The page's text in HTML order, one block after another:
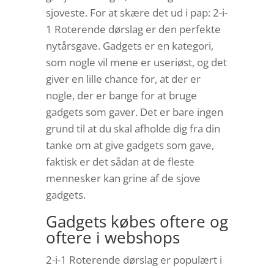
sjoveste. For at skære det ud i pap: 2-i-
1 Roterende dørslag er den perfekte
nytårsgave. Gadgets er en kategori,
som nogle vil mene er useriøst, og det
giver en lille chance for, at der er
nogle, der er bange for at bruge
gadgets som gaver. Det er bare ingen
grund til at du skal afholde dig fra din
tanke om at give gadgets som gave,
faktisk er det sådan at de fleste
mennesker kan grine af de sjove
gadgets.
Gadgets købes oftere og
oftere i webshops
2-i-1 Roterende dørslag er populært i